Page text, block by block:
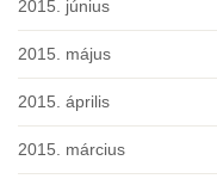
2015. június
2015. május
2015. április
2015. március